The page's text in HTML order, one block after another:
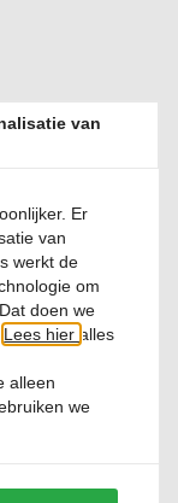
Skyline
van
Er
van
werkt de
om
doen we
Lees hier alles
alleen
we